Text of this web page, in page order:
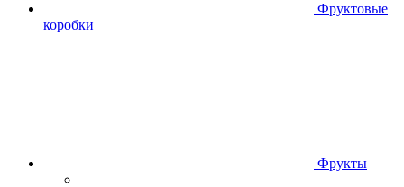
Фруктовые
коробки
Фрукты